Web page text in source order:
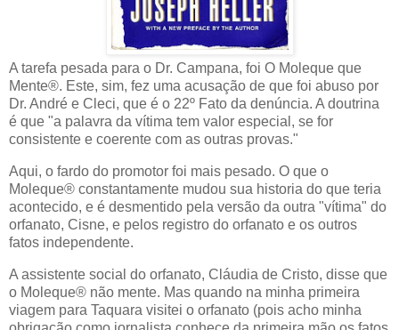
A tarefa pesada para o Dr. Campana, foi O Moleque que
Mente®. Este, sim, fez uma acusação de que foi abuso por
Dr. André e Cleci, que é o 22º Fato da denúncia. A doutrina
é que "a palavra da vítima tem valor especial, se for
consistente e coerente com as outras provas."
Aqui, o fardo do promotor foi mais pesado. O que o
Moleque® constantamente mudou sua historia do que teria
acontecido, e é desmentido pela versão da outra "vítima" do
orfanato, Cisne, e pelos registro do orfanato e os outros
fatos independente.
A assistente social do orfanato, Cláudia de Cristo, disse que
o Moleque® não mente. Mas quando na minha primeira
viagem para Taquara visitei o orfanato (pois acho minha